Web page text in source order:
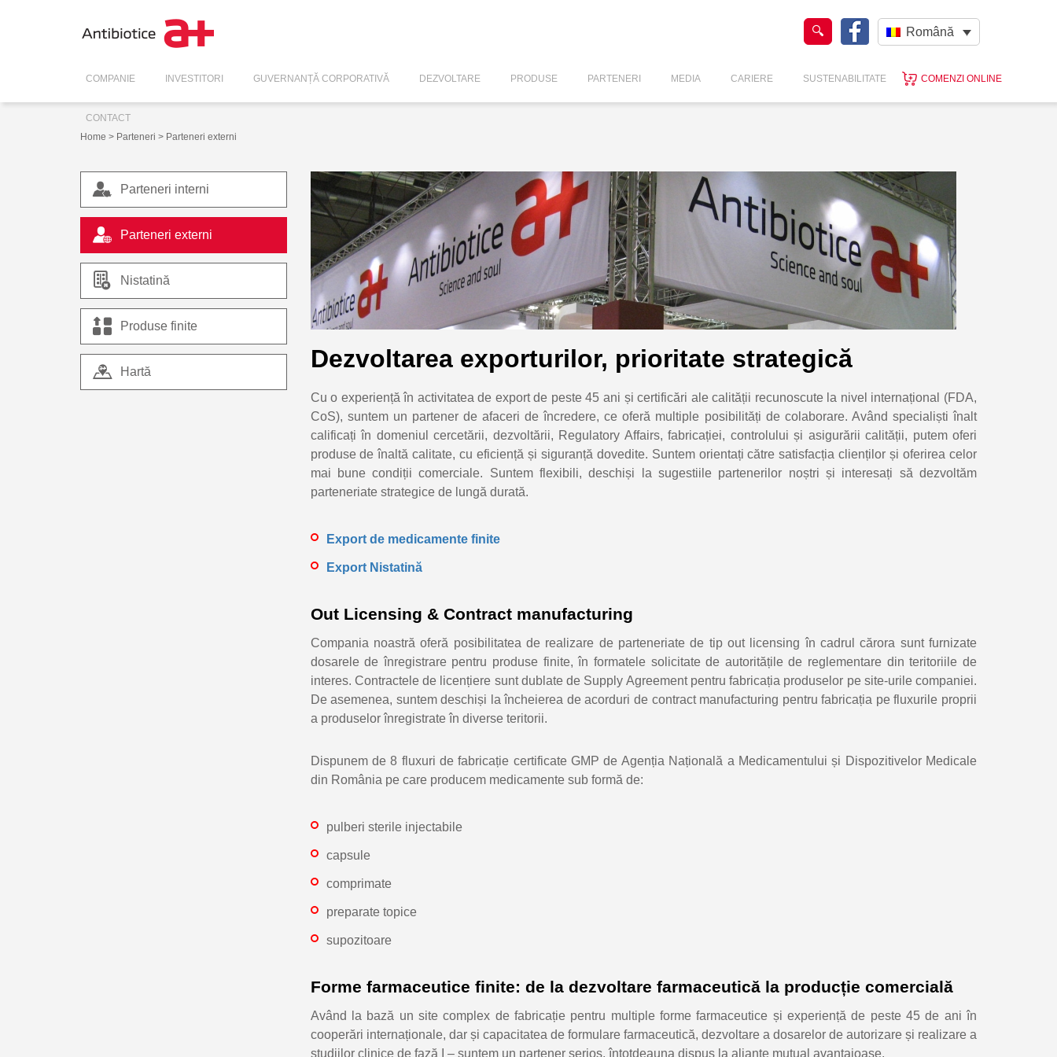
Română
COMPANIE INVESTITORI GUVERNANȚĂ CORPORATIVĂ DEZVOLTARE PRODUSE PARTENERI MEDIA CARIERE SUSTENABILITATE COMENZI ONLINE
CONTACT
Home > Parteneri > Parteneri externi
Parteneri interni
Parteneri externi
Nistatină
Produse finite
Hartă Dezvoltarea exporturilor, prioritate strategică
Cu o experiență în activitatea de export de peste 45 ani și certificări ale calității recunoscute la nivel internațional (FDA,
CoS), suntem un partener de afaceri de încredere, ce oferă multiple posibilități de colaborare. Având specialiști înalt
calificați în domeniul cercetării, dezvoltării, Regulatory Affairs, fabricației, controlului și asigurării calității, putem oferi
produse de înaltă calitate, cu eficiență și siguranță dovedite. Suntem orientați către satisfacția clienților și oferirea celor
mai bune condiții comerciale. Suntem flexibili, deschiși la sugestiile partenerilor noștri și interesați să dezvoltăm
parteneriate strategice de lungă durată.
Export de medicamente finite
Export Nistatină
Out Licensing & Contract manufacturing
Compania noastră oferă posibilitatea de realizare de parteneriate de tip out licensing în cadrul cărora sunt furnizate
dosarele de înregistrare pentru produse finite, în formatele solicitate de autoritățile de reglementare din teritoriile de
interes. Contractele de licențiere sunt dublate de Supply Agreement pentru fabricația produselor pe site-urile companiei.
De asemenea, suntem deschiși la încheierea de acorduri de contract manufacturing pentru fabricația pe fluxurile proprii
a produselor înregistrate în diverse teritorii.
Dispunem de 8 fluxuri de fabricație certificate GMP de Agenția Națională a Medicamentului și Dispozitivelor Medicale
din România pe care producem medicamente sub formă de:
pulberi sterile injectabile
capsule
comprimate
preparate topice
supozitoare
Forme farmaceutice finite: de la dezvoltare farmaceutică la producție comercială
Având la bază un site complex de fabricație pentru multiple forme farmaceutice și experiență de peste 45 de ani în
cooperări internaționale, dar și capacitatea de formulare farmaceutică, dezvoltare a dosarelor de autorizare și realizare a
studiilor clinice de fază I – suntem un partener serios, întotdeauna dispus la alianțe mutual avantajoase.